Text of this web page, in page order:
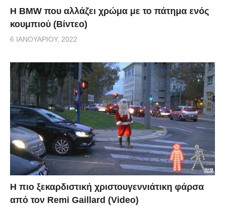
Η BMW που αλλάζει χρώμα με το πάτημα ενός
κουμπιού (Βίντεο)
6 ΙΑΝΟΥΑΡΊΟΥ, 2022
Η πιο ξεκαρδιστική χριστουγεννιάτικη φάρσα
από τον Remi Gaillard (Video)